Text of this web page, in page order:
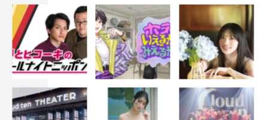
らではのユーモアと現代の感覚を持ったリアリティが重な
ることで、若い方にも身近に感じていただけると思いま
す。なので、このドラマをきっかけにより自分事として戦
争をとらえて、できればご家族で話し合いの時間をもって
ただきたいなと思います。